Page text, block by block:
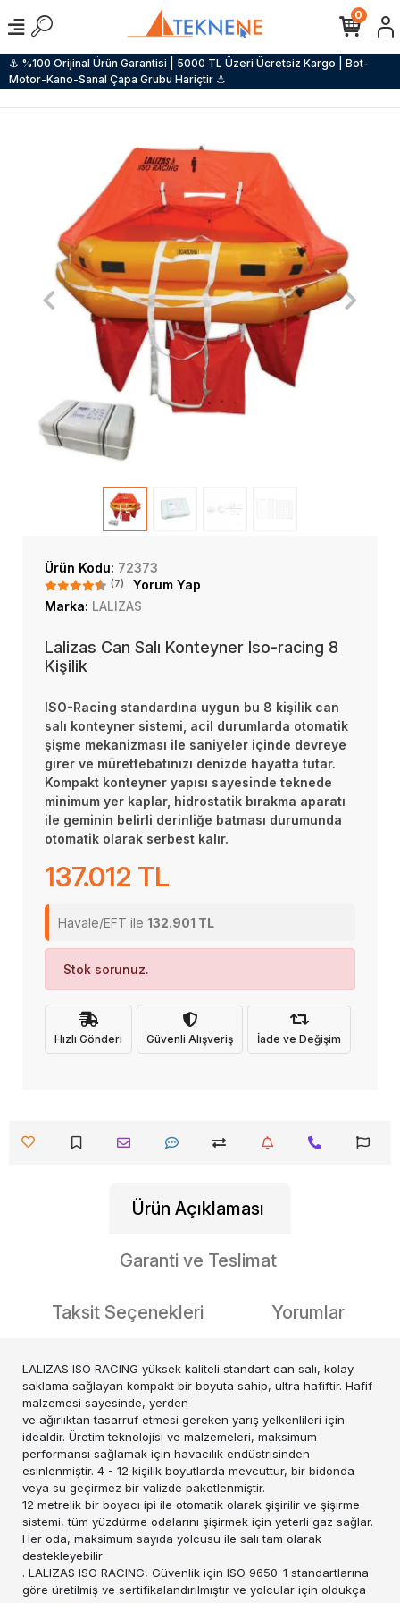
⚓ %100 Orijinal Ürün Garantisi | 5000 TL Üzeri Ücretsiz Kargo | Bot-
Motor-Kano-Sanal Çapa Grubu Hariçtir ⚓
0
Ürün Kodu: 72373
(7)
Yorum Yap
Marka: LALIZAS
Lalizas Can Salı Konteyner Iso-racing 8
Kişilik
ISO-Racing standardına uygun bu 8 kişilik can
salı konteyner sistemi, acil durumlarda otomatik
şişme mekanizması ile saniyeler içinde devreye
girer ve mürettebatınızı denizde hayatta tutar.
Kompakt konteyner yapısı sayesinde teknede
minimum yer kaplar, hidrostatik bırakma aparatı
ile geminin belirli derinliğe batması durumunda
otomatik olarak serbest kalır.
137.012 TL
Havale/EFT ile 132.901 TL
Stok sorunuz.
Hızlı Gönderi Güvenli Alışveriş İade ve Değişim
Ürün Açıklaması
Garanti ve Teslimat
Taksit Seçenekleri Yorumlar
LALIZAS ISO RACING yüksek kaliteli standart can salı, kolay
saklama sağlayan kompakt bir boyuta sahip, ultra hafiftir. Hafif
malzemesi sayesinde, yerden
ve ağırlıktan tasarruf etmesi gereken yarış yelkenlileri için
idealdir. Üretim teknolojisi ve malzemeleri, maksimum
performansı sağlamak için havacılık endüstrisinden
esinlenmiştir. 4 - 12 kişilik boyutlarda mevcuttur, bir bidonda
veya su geçirmez bir valizde paketlenmiştir.
12 metrelik bir boyacı ipi ile otomatik olarak şişirilir ve şişirme
sistemi, tüm yüzdürme odalarını şişirmek için yeterli gaz sağlar.
Her oda, maksimum sayıda yolcusu ile salı tam olarak
destekleyebilir
. LALIZAS ISO RACING, Güvenlik için ISO 9650-1 standartlarına
göre üretilmiş ve sertifikalandırılmıştır ve yolcular için oldukça